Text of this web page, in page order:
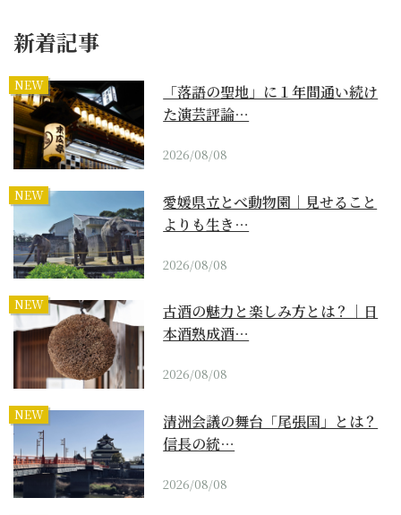
新着記事
NEW
「落語の聖地」に１年間通い続け
た演芸評論…
2026/08/08
NEW
愛媛県立とべ動物園｜見せること
よりも生き…
2026/08/08
NEW
古酒の魅力と楽しみ方とは？｜日
本酒熟成酒…
2026/08/08
NEW
清洲会議の舞台「尾張国」とは？
信長の統…
2026/08/08